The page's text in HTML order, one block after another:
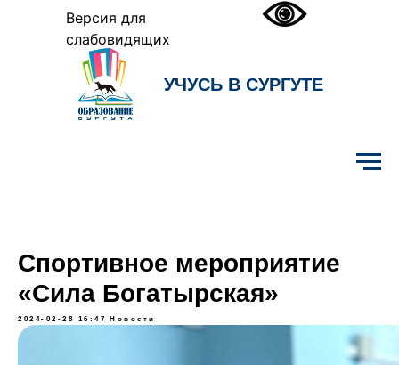
Версия для
слабовидящих
УЧУСЬ В СУРГУТЕ
Спортивное мероприятие
«Сила Богатырская»
2024-02-28 16:47 Новости